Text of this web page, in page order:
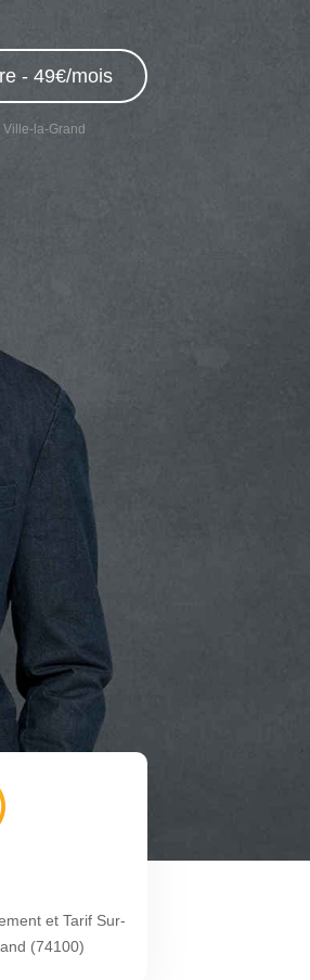
- 49€/mois
la-Grand
et Tarif Sur-
(74100)